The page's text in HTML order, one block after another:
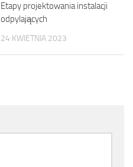
Etapy projektowania instalacji
odpylających
24 KWIETNIA 2023